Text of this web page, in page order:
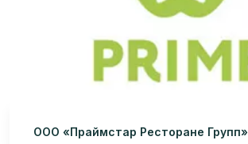
ООО «Праймстар Ресторане Групп»